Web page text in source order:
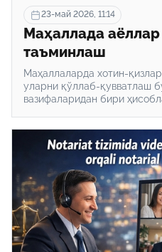
23-май 2026, 11:14
Маҳаллада
таъминлаш
Маҳаллаларда хотин-
уларни қўллаб-қувватлаш
вазифаларидан бири